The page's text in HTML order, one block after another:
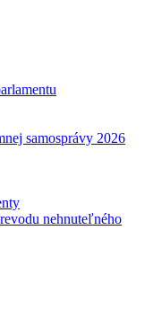
samosprávy 2026
nehnuteľného